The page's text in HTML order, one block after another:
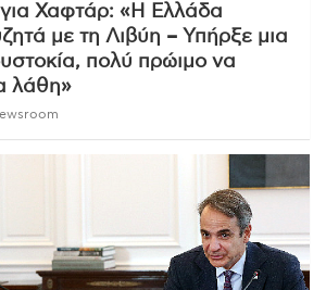
για Χαφτάρ: «Η Ελλάδα
με τη Λιβύη – Υπήρξε μια
πολύ πρώιμο να
λάθη»